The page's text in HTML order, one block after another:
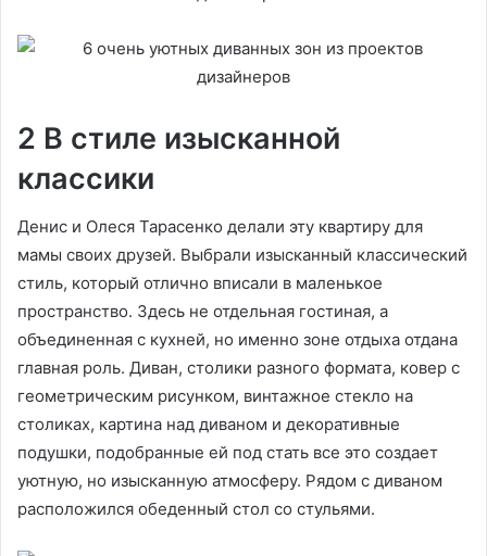
2 В стиле изысканной
классики
Денис и Олеся Тарасенко делали эту квартиру для
мамы своих друзей. Выбрали изысканный классический
стиль, который отлично вписали в маленькое
пространство. Здесь не отдельная гостиная, а
объединенная с кухней, но именно зоне отдыха отдана
главная роль. Диван, столики разного формата, ковер с
геометрическим рисунком, винтажное стекло на
столиках, картина над диваном и декоративные
подушки, подобранные ей под стать все это создает
уютную, но изысканную атмосферу. Рядом с диваном
расположился обеденный стол со стульями.